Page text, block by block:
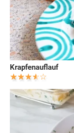
Krapfenauflauf